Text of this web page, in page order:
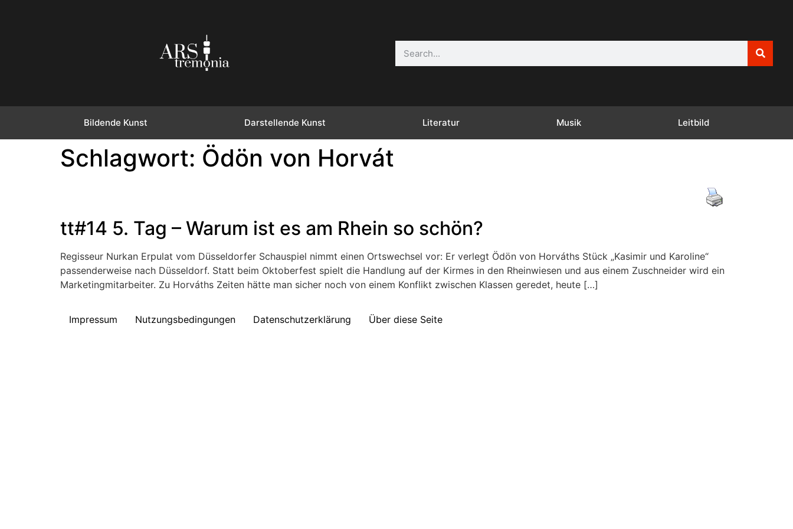
Bildende Kunst Darstellende Kunst Literatur Musik Leitbild
Schlagwort: Ödön von Horvát
tt#14 5. Tag – Warum ist es am Rhein so schön?
Regisseur Nurkan Erpulat vom Düsseldorfer Schauspiel nimmt einen Ortswechsel vor: Er verlegt Ödön von Horváths Stück „Kasimir und Karoline“
passenderweise nach Düsseldorf. Statt beim Oktoberfest spielt die Handlung auf der Kirmes in den Rheinwiesen und aus einem Zuschneider wird ein
Marketingmitarbeiter. Zu Horváths Zeiten hätte man sicher noch von einem Konflikt zwischen Klassen geredet, heute […]
Impressum Nutzungsbedingungen Datenschutzerklärung Über diese Seite